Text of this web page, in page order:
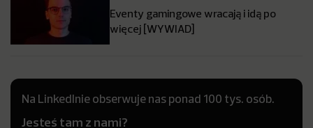
Eventy gamingowe wracają i idą po
więcej [WYWIAD]
Na LinkedInie obserwuje nas ponad 100 tys. osób.
Jesteś tam z nami?